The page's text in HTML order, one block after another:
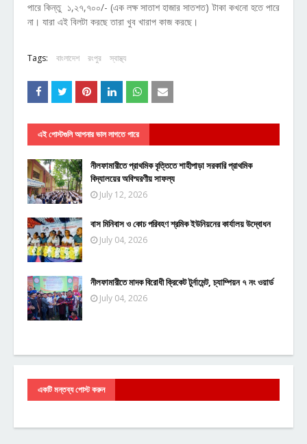
পারে কিন্তু ১,২৭,৭০০/- (এক লক্ষ সাতাশ হাজার সাতশত) টাকা কখনো হতে পারে
না। যারা এই বিলটা করছে তারা খুব খারাপ কাজ করছে।
Tags: বাংলাদেশ রংপুর স্বাস্থ্য
এই পোস্টগুলি আপনার ভাল লাগতে পারে
নীলফামারীতে প্রাথমিক বৃত্তিতে শাহীপাড়া সরকারি প্রাথমিক
বিদ্যালয়ের অবিস্মরণীয় সাফল্য
July 12, 2026
বাস মিনিবাস ও কোচ পরিবহণ শ্রমিক ইউনিয়নের কার্যালয় উদ্বোধন
July 04, 2026
নীলফামারীতে মাদক বিরোধী ক্রিকেট টুর্নামেন্ট, চ্যাম্পিয়ন ৭ নং ওয়ার্ড
July 04, 2026
একটি মন্তব্য পোস্ট করুন